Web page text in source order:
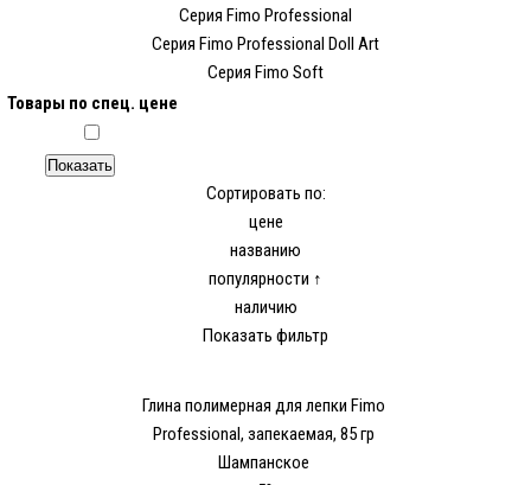
Серия Fimo Professional
Серия Fimo Professional Doll Art
Серия Fimo Soft
Товары по спец. цене
Сортировать по:
цене
названию
популярности ↑
наличию
Показать фильтр
Глина полимерная для лепки Fimo
Рrofessional, запекаемая, 85 гр
Шампанское